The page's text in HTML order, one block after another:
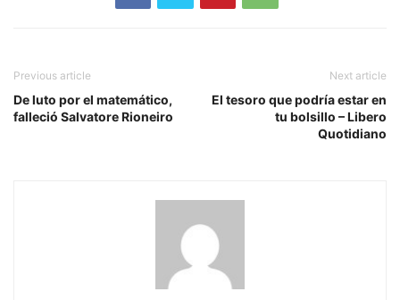
Previous article
De luto por el matemático,
falleció Salvatore Rioneiro
Next article
El tesoro que podría estar en
tu bolsillo – Libero
Quotidiano